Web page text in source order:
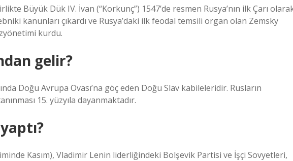
Büyük Dük IV. İvan (“Korkunç”) 1547’de resmen Rusya’nın ilk Çarı
kanunları çıkardı ve Rusya’daki ilk feodal temsili organ olan Zemsky
kurdu.
gelir?
Doğu Avrupa Ovası’na göç eden Doğu Slav kabileleridir. Rusların
15. yüzyıla dayanmaktadır.
Kasım), Vladimir Lenin liderliğindeki Bolşevik Partisi ve İşçi Sovyetleri,